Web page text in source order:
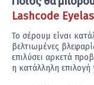
Lashcode
Το σέρουμ είναι
βελτιωμένες
επιλύσει αρκετά
η κατάλληλη επιλογή